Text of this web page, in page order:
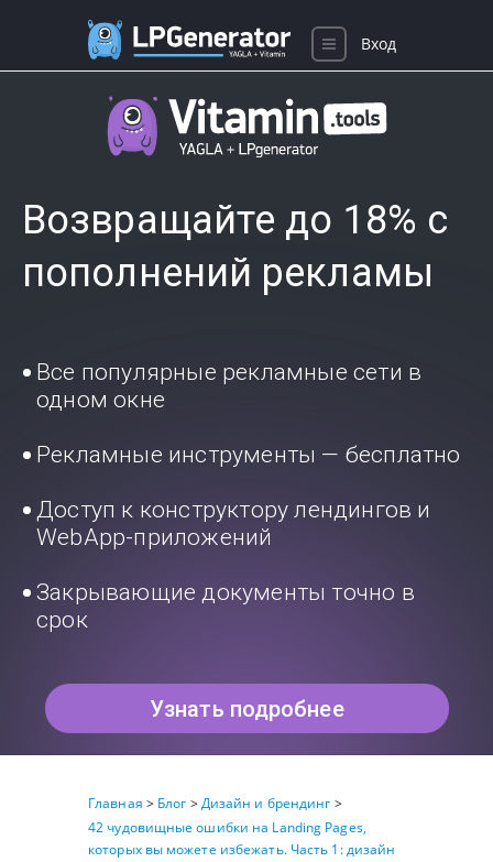
Возвращайте до 18% с
пополнений рекламы
Все популярные рекламные сети в
одном окне
Рекламные инструменты — бесплатно
Доступ к конструктору лендингов и
WebApp-приложений
Закрывающие документы точно в
срок
Узнать подробнее
Главная > Блог >Дизайн и брендинг >
42 чудовищные ошибки на Landing Pages,
которых вы можете избежать. Часть 1: дизайн
Вход